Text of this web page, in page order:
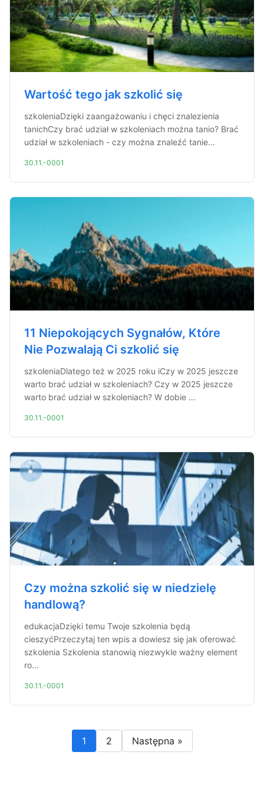
Wartość tego jak szkolić się
szkoleniaDzięki zaangażowaniu i chęci znalezienia
tanichCzy brać udział w szkoleniach można tanio? Brać
udział w szkoleniach - czy można znaleźć tanie...
30.11.-0001
11 Niepokojących Sygnałów, Które
Nie Pozwalają Ci szkolić się
szkoleniaDlatego też w 2025 roku iCzy w 2025 jeszcze
warto brać udział w szkoleniach? Czy w 2025 jeszcze
warto brać udział w szkoleniach? W dobie ...
30.11.-0001
Czy można szkolić się w niedzielę
handlową?
edukacjaDzięki temu Twoje szkolenia będą
cieszyćPrzeczytaj ten wpis a dowiesz się jak oferować
szkolenia Szkolenia stanowią niezwykle ważny element
ro...
30.11.-0001
1 2 Następna »